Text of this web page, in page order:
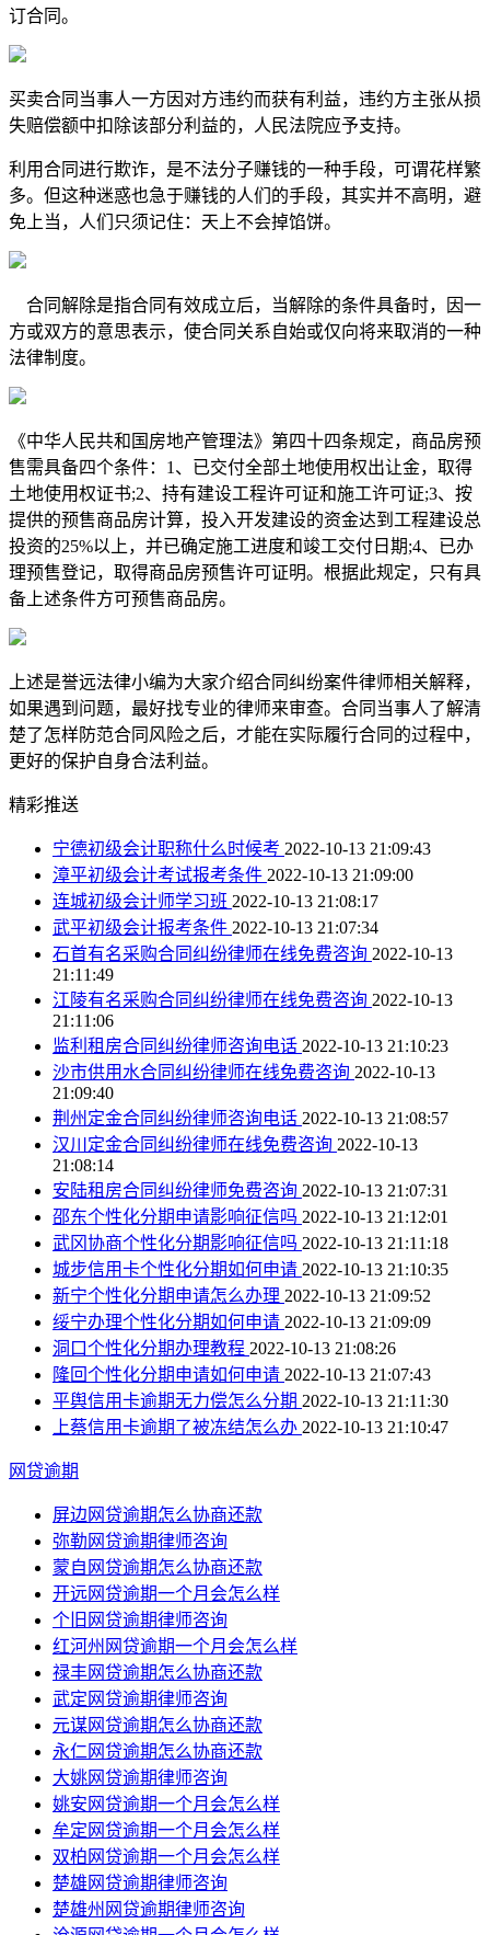
订合同。
买卖合同当事人一方因对方违约而获有利益，违约方主张从损
失赔偿额中扣除该部分利益的，人民法院应予支持。
利用合同进行欺诈，是不法分子赚钱的一种手段，可谓花样繁
多。但这种迷惑也急于赚钱的人们的手段，其实并不高明，避
免上当，人们只须记住：天上不会掉馅饼。
合同解除是指合同有效成立后，当解除的条件具备时，因一
方或双方的意思表示，使合同关系自始或仅向将来取消的一种
法律制度。
《中华人民共和国房地产管理法》第四十四条规定，商品房预
售需具备四个条件：1、已交付全部土地使用权出让金，取得
土地使用权证书;2、持有建设工程许可证和施工许可证;3、按
提供的预售商品房计算，投入开发建设的资金达到工程建设总
投资的25%以上，并已确定施工进度和竣工交付日期;4、已办
理预售登记，取得商品房预售许可证明。根据此规定，只有具
备上述条件方可预售商品房。
上述是誉远法律小编为大家介绍合同纠纷案件律师相关解释，
如果遇到问题，最好找专业的律师来审查。合同当事人了解清
楚了怎样防范合同风险之后，才能在实际履行合同的过程中，
更好的保护自身合法利益。
精彩推送
宁德初级会计职称什么时候考 2022-10-13 21:09:43
漳平初级会计考试报考条件 2022-10-13 21:09:00
连城初级会计师学习班 2022-10-13 21:08:17
武平初级会计报考条件 2022-10-13 21:07:34
石首有名采购合同纠纷律师在线免费咨询 2022-10-13
21:11:49
江陵有名采购合同纠纷律师在线免费咨询 2022-10-13
21:11:06
监利租房合同纠纷律师咨询电话 2022-10-13 21:10:23
沙市供用水合同纠纷律师在线免费咨询 2022-10-13
21:09:40
荆州定金合同纠纷律师咨询电话 2022-10-13 21:08:57
汉川定金合同纠纷律师在线免费咨询 2022-10-13
21:08:14
安陆租房合同纠纷律师免费咨询 2022-10-13 21:07:31
邵东个性化分期申请影响征信吗 2022-10-13 21:12:01
武冈协商个性化分期影响征信吗 2022-10-13 21:11:18
城步信用卡个性化分期如何申请 2022-10-13 21:10:35
新宁个性化分期申请怎么办理 2022-10-13 21:09:52
绥宁办理个性化分期如何申请 2022-10-13 21:09:09
洞口个性化分期办理教程 2022-10-13 21:08:26
隆回个性化分期申请如何申请 2022-10-13 21:07:43
平舆信用卡逾期无力偿怎么分期 2022-10-13 21:11:30
上蔡信用卡逾期了被冻结怎么办 2022-10-13 21:10:47
网贷逾期
屏边网贷逾期怎么协商还款
弥勒网贷逾期律师咨询
蒙自网贷逾期怎么协商还款
开远网贷逾期一个月会怎么样
个旧网贷逾期律师咨询
红河州网贷逾期一个月会怎么样
禄丰网贷逾期怎么协商还款
武定网贷逾期律师咨询
元谋网贷逾期怎么协商还款
永仁网贷逾期怎么协商还款
大姚网贷逾期律师咨询
姚安网贷逾期一个月会怎么样
牟定网贷逾期一个月会怎么样
双柏网贷逾期一个月会怎么样
楚雄网贷逾期律师咨询
楚雄州网贷逾期律师咨询